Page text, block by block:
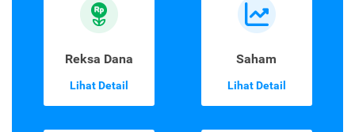
Reksa Dana
Lihat Detail
Saham
Lihat Detail